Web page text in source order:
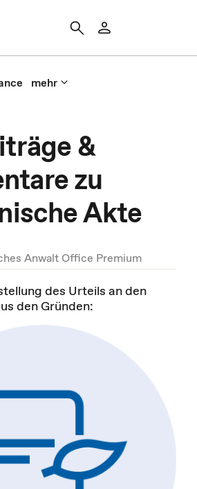
mehr
&
zu
Akte
Anwalt Office Premium
des Urteils an den
den Gründen: